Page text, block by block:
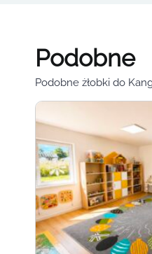
Podobne
Podobne żłobki do